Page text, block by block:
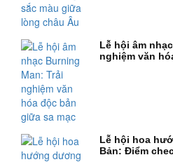
Lễ hội âm
nghiệm văn
Lễ hội hoa
Bản: Điểm